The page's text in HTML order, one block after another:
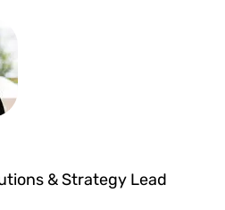
& Strategy Lead